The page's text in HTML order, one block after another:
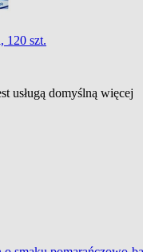
120 szt.
usługą domyślną więcej